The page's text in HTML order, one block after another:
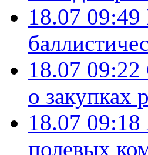
18.07 09:49
18.07 09:22
о закупках
18.07 09:18
полевых